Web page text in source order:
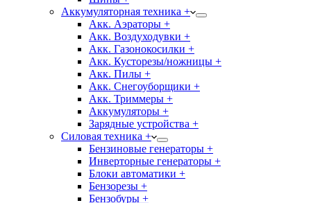
Аккумуляторная техника +
Акк. Аэраторы +
Акк. Воздуходувки +
Акк. Газонокосилки +
Акк. Кусторезы/ножницы +
Акк. Пилы +
Акк. Снегоуборщики +
Акк. Триммеры +
Аккумуляторы +
Зарядные устройства +
Силовая техника +
Бензиновые генераторы +
Инверторные генераторы +
Блоки автоматики +
Бензорезы +
Бензобуры +